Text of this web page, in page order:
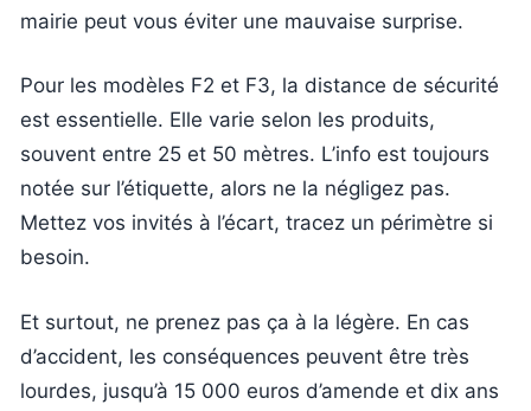
mairie peut vous éviter une mauvaise surprise.
Pour les modèles F2 et F3, la distance de sécurité
est essentielle. Elle varie selon les produits,
souvent entre 25 et 50 mètres. L’info est toujours
notée sur l’étiquette, alors ne la négligez pas.
Mettez vos invités à l’écart, tracez un périmètre si
besoin.
Et surtout, ne prenez pas ça à la légère. En cas
d’accident, les conséquences peuvent être très
lourdes, jusqu’à 15 000 euros d’amende et dix ans